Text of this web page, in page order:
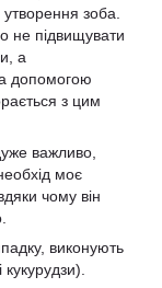
зоба.
не підвищувати
а
допомогою
з цим
важливо,
моє
чому він
виконують